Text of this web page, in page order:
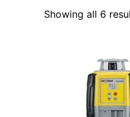
Showing all 6